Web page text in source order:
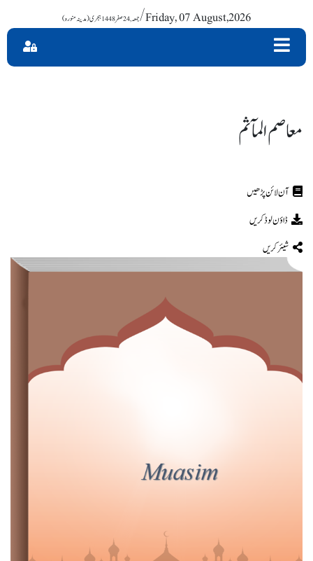
جمعہ , 24 صفر 1448 ہجری (مدینہ منورہ)/ Friday, 07 August,2026
معاصم المآثم
ڈاؤن لوڈ کریں
شیئر کریں